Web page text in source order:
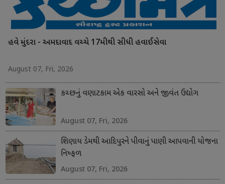
હવે મુંદરા - અમદાવાદ વચ્ચે 17મીથી સીધી હવાઈસેવા
August 07, Fri, 2026
કચ્છનું વણાટકામ એક વારસો અને જીવંત ઉદ્યોગ
August 07, Fri, 2026
શિણાય ડેમથી આદિપુરને પીવાનું પાણી આપવાની યોજના
નિષ્ફળ
August 07, Fri, 2026